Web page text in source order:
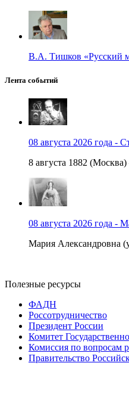
В.А. Тишков «Русский
Лента событий
08 августа 2026 года -
8 августа 1882
08 августа 2026 года -
Мария Александровна
Полезные ресурсы
ФАДН
Россотрудничество
Президент России
Комитет
Комиссия по вопросам
Правительство